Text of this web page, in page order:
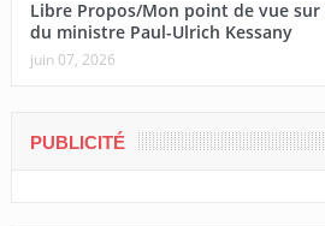
Libre Propos/Mon point de vue
du ministre Paul-Ulrich Kessany
juin 07, 2026
PUBLICITÉ